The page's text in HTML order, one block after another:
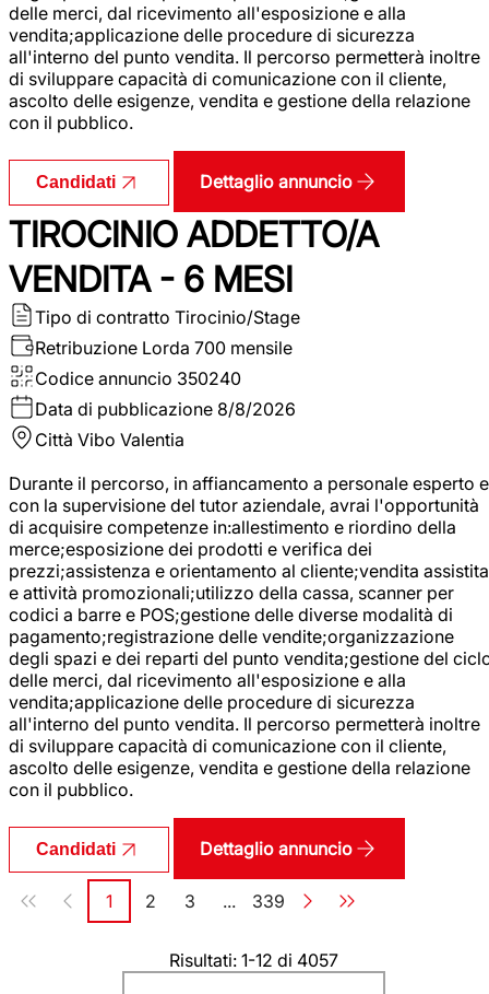
delle merci, dal ricevimento all'esposizione e alla
vendita;applicazione delle procedure di sicurezza
all'interno del punto vendita. Il percorso permetterà inoltre
di sviluppare capacità di comunicazione con il cliente,
ascolto delle esigenze, vendita e gestione della relazione
con il pubblico.
Candidati Dettaglio annuncio
TIROCINIO ADDETTO/A
VENDITA - 6 MESI
Tipo di contratto Tirocinio/Stage
Retribuzione Lorda 700 mensile
Codice annuncio 350240
Data di pubblicazione 8/8/2026
Città Vibo Valentia
Durante il percorso, in affiancamento a personale esperto e
con la supervisione del tutor aziendale, avrai l'opportunità
di acquisire competenze in:allestimento e riordino della
merce;esposizione dei prodotti e verifica dei
prezzi;assistenza e orientamento al cliente;vendita assistita
e attività promozionali;utilizzo della cassa, scanner per
codici a barre e POS;gestione delle diverse modalità di
pagamento;registrazione delle vendite;organizzazione
degli spazi e dei reparti del punto vendita;gestione del
delle merci, dal ricevimento all'esposizione e alla
vendita;applicazione delle procedure di sicurezza
all'interno del punto vendita. Il percorso permetterà inoltre
di sviluppare capacità di comunicazione con il cliente,
ascolto delle esigenze, vendita e gestione della relazione
con il pubblico.
Candidati Dettaglio annuncio
Paginazione
Pagina
1 Pagina
2 Pagina
3 ... Pagina
339
Risultati: 1-12 di 4057